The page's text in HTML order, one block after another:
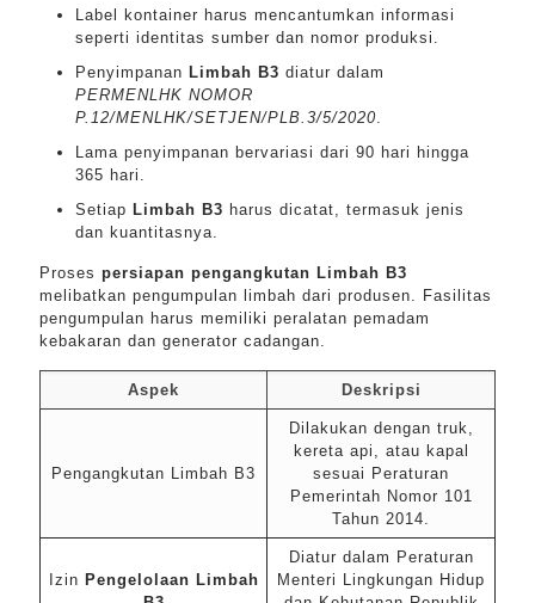
Label kontainer harus mencantumkan informasi
seperti identitas sumber dan nomor produksi.
Penyimpanan Limbah B3 diatur dalam
PERMENLHK NOMOR
P.12/MENLHK/SETJEN/PLB.3/5/2020.
Lama penyimpanan bervariasi dari 90 hari hingga
365 hari.
Setiap Limbah B3 harus dicatat, termasuk jenis
dan kuantitasnya.
Proses persiapan pengangkutan Limbah B3
melibatkan pengumpulan limbah dari produsen. Fasilitas
pengumpulan harus memiliki peralatan pemadam
kebakaran dan generator cadangan.
Aspek Deskripsi
Pengangkutan Limbah B3
Dilakukan dengan truk,
kereta api, atau kapal
sesuai Peraturan
Pemerintah Nomor 101
Tahun 2014.
Izin Pengelolaan Limbah
Diatur dalam Peraturan
Menteri Lingkungan Hidup